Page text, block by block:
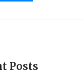
Posts